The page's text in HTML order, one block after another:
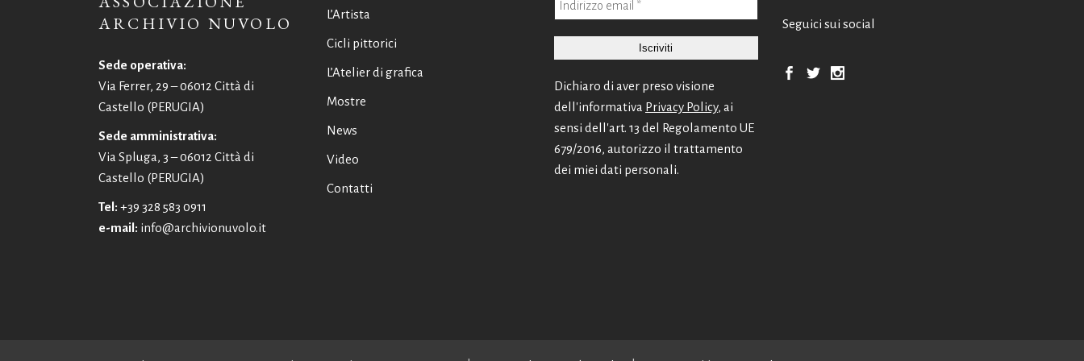
ARCHIVIO NUVOLO
Sede operativa:
Via Ferrer, 29 – 06012 Città di
Castello (PERUGIA)
Sede amministrativa:
Via Spluga, 3 – 06012 Città di
Castello (PERUGIA)
Tel: +39 328 583 0911
e-mail: info@archivionuvolo.it
L’Artista
Cicli pittorici
L’Atelier di grafica
Mostre
News
Video
Contatti
Dichiaro di aver preso visione
dell'informativa Privacy Policy, ai
sensi dell'art. 13 del Regolamento UE
679/2016, autorizzo il trattamento
dei miei dati personali.
Seguici sui social